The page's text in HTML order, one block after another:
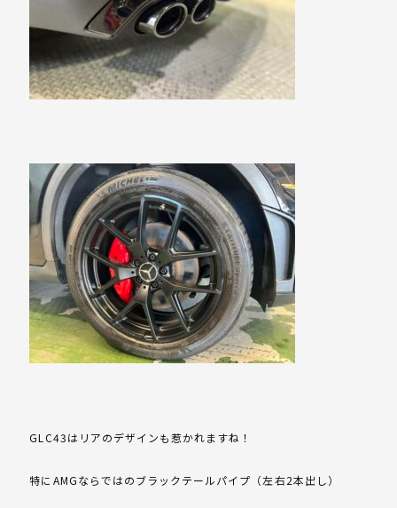
GLC43はリアのデザインも惹かれますね！
特にAMGならではのブラックテールパイプ（左右2本出し）